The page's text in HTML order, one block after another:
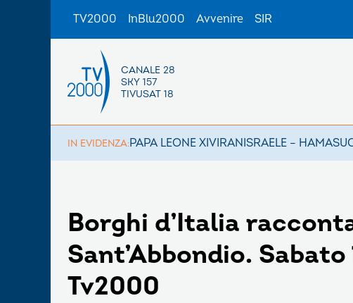
TV2000 InBlu2000 Avvenire SIR
CANALE 28
SKY 157
TIVUSAT 18
IN EVIDENZA:PAPA LEONE XIVIRANISRAELE – HAMAS
Borghi d’Italia
Sant’Abbondio. Sabato
Tv2000